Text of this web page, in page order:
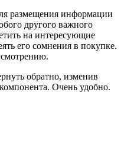
размещения информации
другого важного
на интересующие
его сомнения в покупке.
обратно, изменив
Очень удобно.